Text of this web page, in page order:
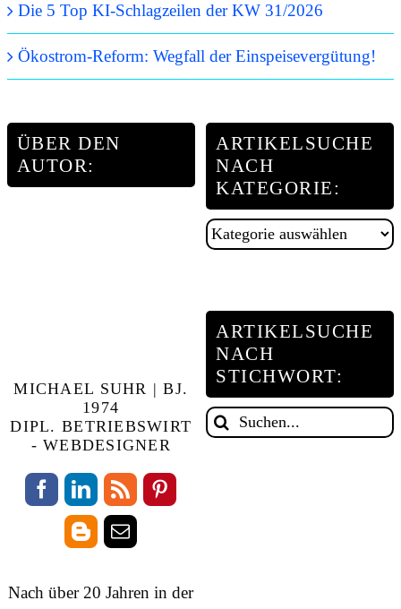
Die 5 Top KI-Schlagzeilen der KW 31/2026
Ökostrom-Reform: Wegfall der Einspeisevergütung!
ÜBER DEN
AUTOR:
MICHAEL SUHR | BJ.
1974
DIPL. BETRIEBSWIRT
- WEBDESIGNER
Nach über 20 Jahren in der
ARTIKELSUCHE
NACH
KATEGORIE:
Artikelsuche
ARTIKELSUCHE
NACH
STICHWORT:
Suche